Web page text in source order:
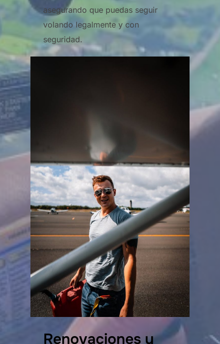
asegurando que puedas seguir
volando legalmente y con
seguridad.
Renovaciones y